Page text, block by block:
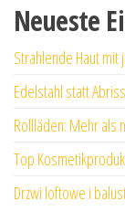
Neueste
Strahlende Haut
Edelstahl statt
Rollläden: Mehr als
Top
Drzwi loftowe i